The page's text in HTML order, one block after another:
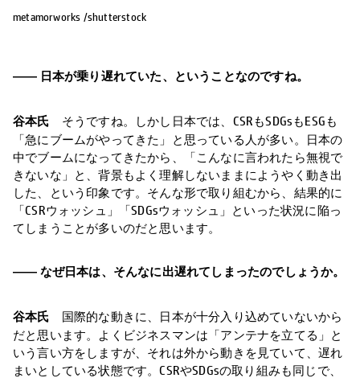
metamorworks /shutterstock
―― 日本が乗り遅れていた、ということなのですね。
谷本氏 そうですね。しかし日本では、CSRもSDGsもESGも
「急にブームがやってきた」と思っている人が多い。日本の
中でブームになってきたから、「こんなに言われたら無視で
きないな」と、背景もよく理解しないままにようやく動き出
した、という印象です。そんな形で取り組むから、結果的に
「CSRウォッシュ」「SDGsウォッシュ」といった状況に陥っ
てしまうことが多いのだと思います。
―― なぜ日本は、そんなに出遅れてしまったのでしょうか。
谷本氏 国際的な動きに、日本が十分入り込めていないから
だと思います。よくビジネスマンは「アンテナを立てる」と
いう言い方をしますが、それは外から動きを見ていて、遅れ
まいとしている状態です。CSRやSDGsの取り組みも同じで、